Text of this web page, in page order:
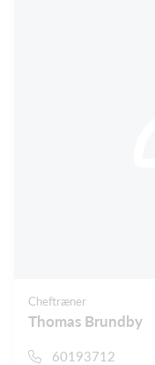
Cheftræner
Thomas Brundby
60193712